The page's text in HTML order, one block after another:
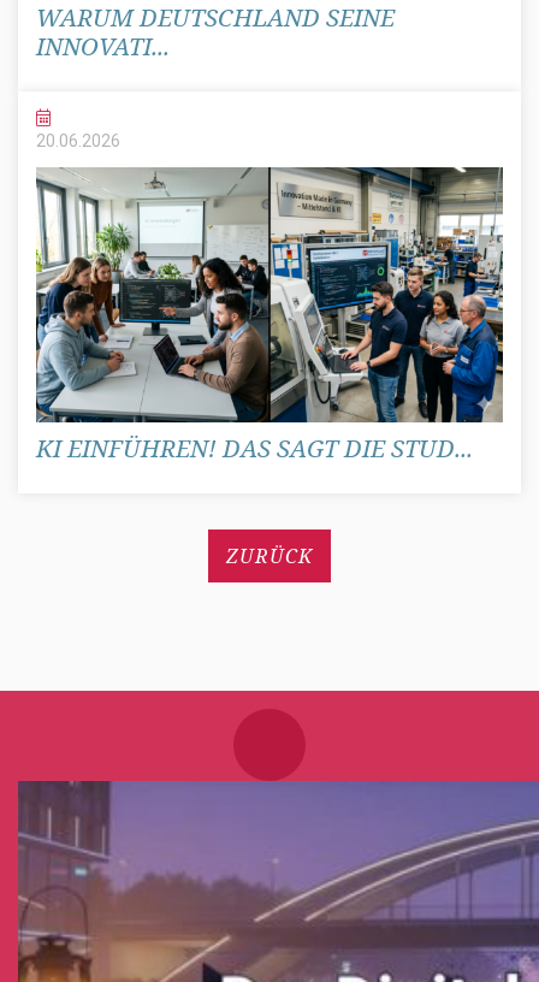
WARUM DEUTSCHLAND SEINE
INNOVATI...
20.06.2026
KI EINFÜHREN! DAS SAGT DIE STUD...
ZURÜCK